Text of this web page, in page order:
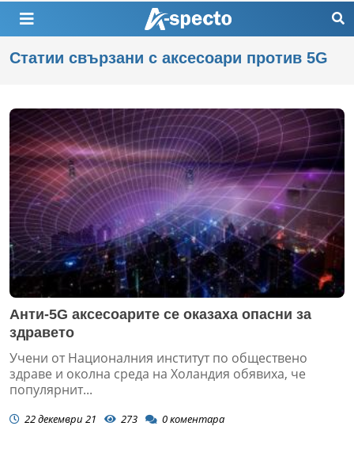
Статии свързани с аксесоари против 5G
Анти-5G аксесоарите се оказаха опасни за
здравето
Учени от Националния институт по обществено
здраве и околна среда на Холандия обявиха, че
популярнит...
22 декември 21 273 0коментара